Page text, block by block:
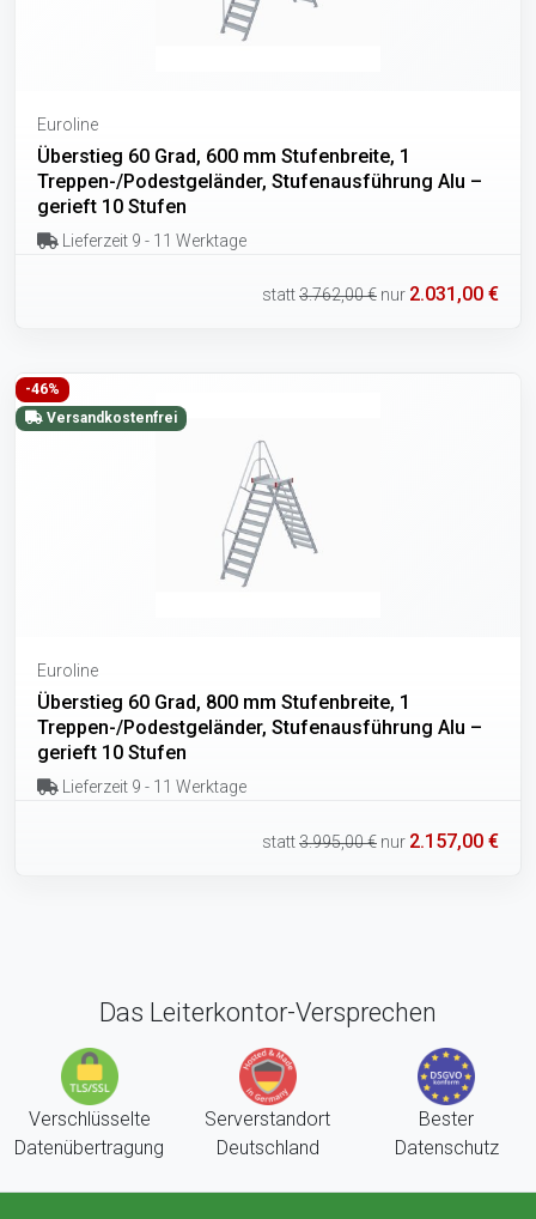
Euroline
Überstieg 60 Grad, 600 mm Stufenbreite, 1
Treppen-/Podestgeländer, Stufenausführung Alu –
gerieft 10 Stufen
Lieferzeit 9 - 11 Werktage
statt3.762,00 € nur 2.031,00 €
-46%
Versandkostenfrei
Euroline
Überstieg 60 Grad, 800 mm Stufenbreite, 1
Treppen-/Podestgeländer, Stufenausführung Alu –
gerieft 10 Stufen
Lieferzeit 9 - 11 Werktage
statt3.995,00 € nur 2.157,00 €
Das Leiterkontor-Versprechen
Verschlüsselte
Datenübertragung
Serverstandort
Deutschland
Bester
Datenschutz